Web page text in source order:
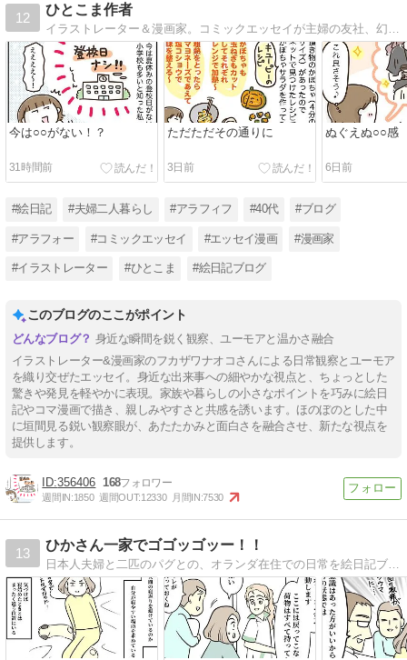
12
ひとこま作者
今は○○がない！？
31時間前
ただただその通りに
3日前
ぬぐえぬ○○感
6日前
#絵日記 #夫婦二人暮らし #アラフィフ #40代 #ブログ
#アラフォー #コミックエッセイ #エッセイ漫画 #漫画家
#イラストレーター #ひとこま #絵日記ブログ
このブログのここがポイント
身近な瞬間を鋭く観察、ユーモアと温かさ融合
イラストレーター&漫画家のフカザワナオコさんによる日常観察とユーモア
を織り交ぜたエッセイ。身近な出来事への細やかな視点と、ちょっとした
驚きや発見を軽やかに表現。家族や暮らしの小さなポイントを巧みに絵日
記やコマ漫画で描き、親しみやすさと共感を誘います。ほのぼのとした中
に垣間見る鋭い観察眼が、あたたかみと面白さを融合させ、新たな視点を
提供します。
356406 168
週間IN:1850 週間OUT:12330 月間IN:7530
13
ひかさん一家でゴゴッゴッー！！
日本人夫婦と二匹のパグとの、オランダ在住での日常を絵日記ブログで描いてます。